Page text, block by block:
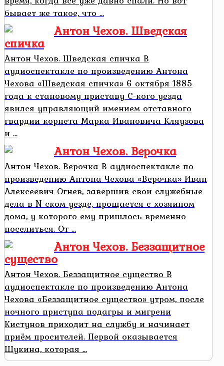
бывает же такое, что ...
Антон Чехов. Шведская
спичка
Антон Чехов. Шведская спичка В
аудиоспектакле по произведению Антона
Чехова «Шведская спичка» 6 октября 1885
года к становому приставу С-кого уезда
явился управляющий имением отставного
гвардии корнета Марка Ивановича Кляузова
и ...
Антон Чехов. Верочка
Антон Чехов. Верочка В аудиоспектакле по
произведению Антона Чехова «Верочка» Иван
Алексеевич Огнев, завершив свои служебные
дела в N-ском уезде, прощается с хозяином
дома, у которого ему пришлось временно
поселиться. От ...
Антон Чехов. Беззащитное
существо
Антон Чехов. Беззащитное существо В
аудиоспектакле по произведению Антона
Чехова «Беззащитное существо» утром, после
ночного приступа подагры и мигрени
Кистунов приходит на службу и начинает
приём просителей. Первой оказывается
Щукина, которая ...